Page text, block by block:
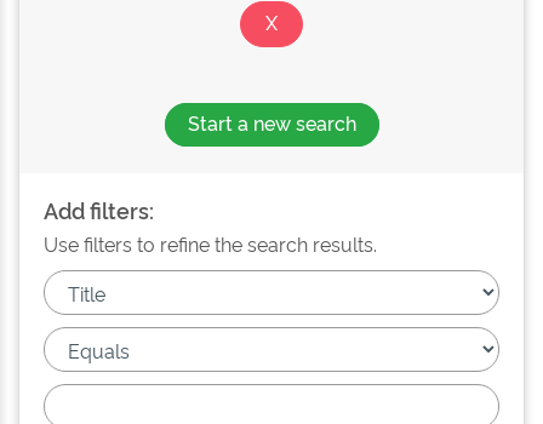
Start a new search
Add filters:
Use filters to refine the search results.